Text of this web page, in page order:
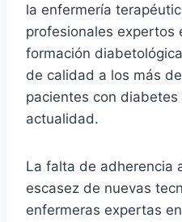
la enfermería
profesionales expertos
formación
de calidad a los más
pacientes con
actualidad.
La falta de adherencia
escasez de nuevas
enfermeras expertas